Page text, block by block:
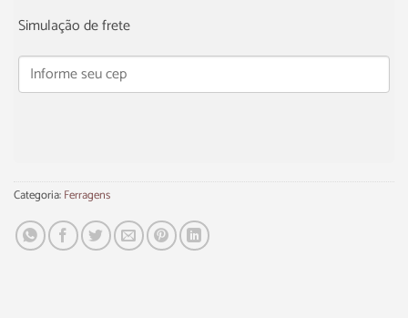
Simulação de frete
Categoria:Ferragens